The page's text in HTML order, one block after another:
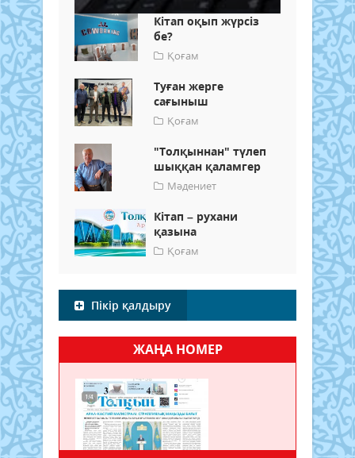
Кітап оқып жүрсіз
бе?
Қоғам
Туған жерге
сағыныш
Қоғам
"Толқыннан" түлеп
шыққан қаламгер
Мәдениет
Кітап – рухани
қазына
Қоғам
Пікір қалдыру
ЖАҢА НОМЕР